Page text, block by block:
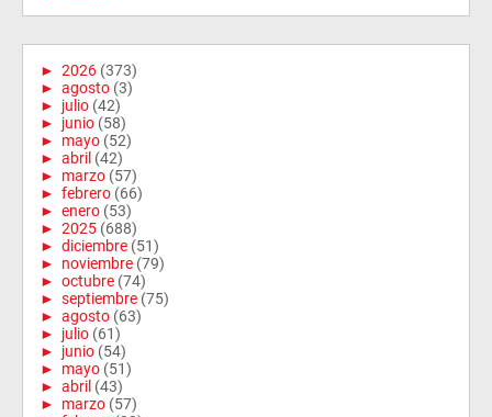
► 2026 (373)
► agosto (3)
► julio (42)
► junio (58)
► mayo (52)
► abril (42)
► marzo (57)
► febrero (66)
► enero (53)
► 2025 (688)
► diciembre (51)
► noviembre (79)
► octubre (74)
► septiembre (75)
► agosto (63)
► julio (61)
► junio (54)
► mayo (51)
► abril (43)
► marzo (57)